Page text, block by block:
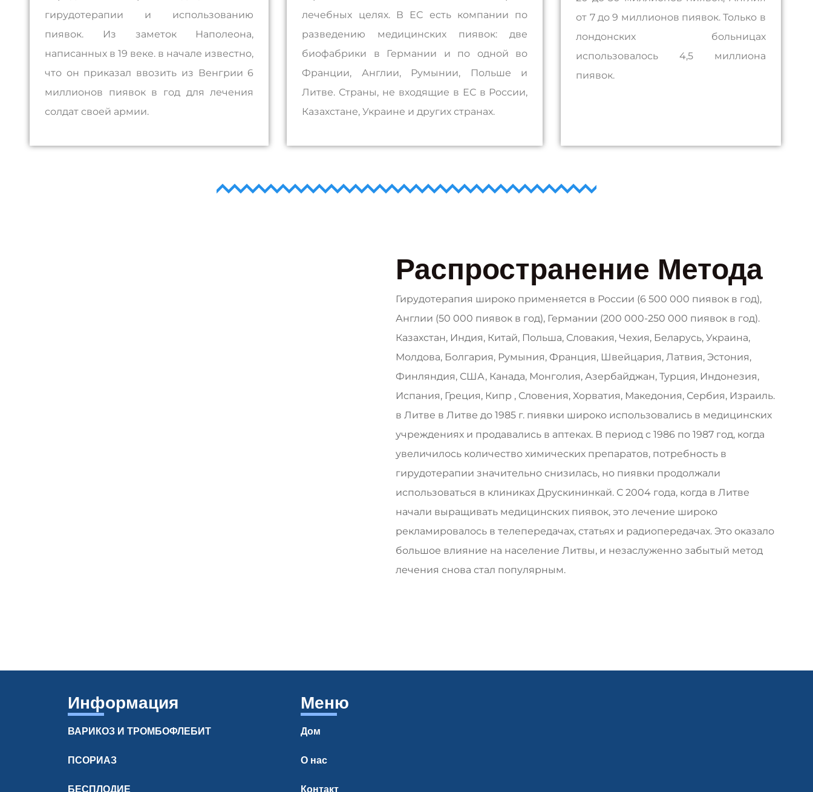
гирудотерапии и использованию
пиявок. Из заметок Наполеона,
написанных в 19 веке. в начале известно,
что он приказал ввозить из Венгрии 6
миллионов пиявок в год для лечения
солдат своей армии.
лечебных целях. В ЕС есть компании по
разведению медицинских пиявок: две
биофабрики в Германии и по одной во
Франции, Англии, Румынии, Польше и
Литве. Страны, не входящие в ЕС в России,
Казахстане, Украине и других странах.
от 7 до 9 миллионов пиявок. Только в
лондонских больницах
использовалось 4,5 миллиона
пиявок.
Распространение Метода
Гирудотерапия широко применяется в России (6 500 000 пиявок в год),
Англии (50 000 пиявок в год), Германии (200 000-250 000 пиявок в год).
Казахстан, Индия, Китай, Польша, Словакия, Чехия, Беларусь, Украина,
Молдова, Болгария, Румыния, Франция, Швейцария, Латвия, Эстония,
Финляндия, США, Канада, Монголия, Азербайджан, Турция, Индонезия,
Испания, Греция, Кипр , Словения, Хорватия, Македония, Сербия, Израиль.
в Литве в Литве до 1985 г. пиявки широко использовались в медицинских
учреждениях и продавались в аптеках. В период с 1986 по 1987 год, когда
увеличилось количество химических препаратов, потребность в
гирудотерапии значительно снизилась, но пиявки продолжали
использоваться в клиниках Друскининкай. С 2004 года, когда в Литве
начали выращивать медицинских пиявок, это лечение широко
рекламировалось в телепередачах, статьях и радиопередачах. Это оказало
большое влияние на население Литвы, и незаслуженно забытый метод
лечения снова стал популярным.
Информация
ВАРИКОЗ И ТРОМБОФЛЕБИТ
ПСОРИАЗ
БЕСПЛОДИЕ
Меню
Дом
О нас
Контакт